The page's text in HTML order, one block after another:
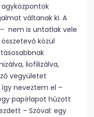
váltanak ki. A
nem is untatlak vele
közül
liofilizálva,
vegyületet
neveztem el –
papírlapot húzott
– Szóval: egy